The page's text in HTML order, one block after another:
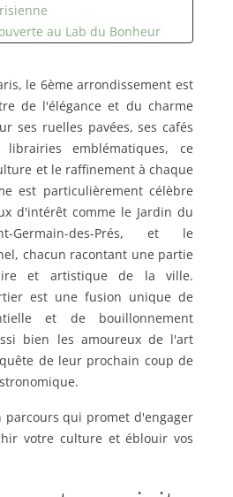
au Lab du Bonheur
le 6ème arrondissement est
de l'élégance et du charme
ses ruelles pavées, ses cafés
emblématiques, ce
et le raffinement à chaque
est particulièrement célèbre
d'intérêt comme le Jardin du
Germain-des-Prés, et le
chacun racontant une partie
et artistique de la ville.
est une fusion unique de
et de bouillonnement
bien les amoureux de l'art
de leur prochain coup de
parcours qui promet d'engager
votre culture et éblouir vos